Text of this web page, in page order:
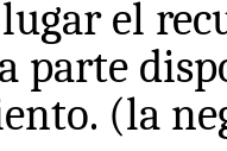
el
parte
(la